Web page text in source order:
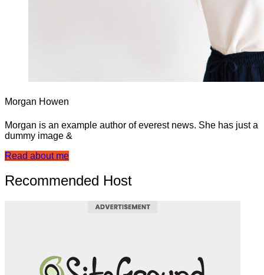
Morgan Howen
Morgan is an example author of everest news. She has just a
dummy image &
Read about me
Recommended Host